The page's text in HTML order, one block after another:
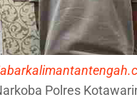
Polres